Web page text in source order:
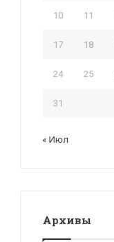
10 11
17 18
24 25
31
« Июл
Архивы